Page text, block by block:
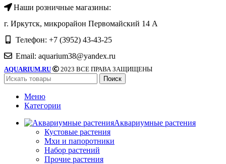
Наши розничные магазины:
г. Иркутск, микрорайон Первомайский 14 А
Телефон: +7 (3952) 43-43-25
Email: aquarium38@yandex.ru
AQUARIUM.RU
2023 ВСЕ ПРАВА ЗАЩИЩЕНЫ
Поиск
Меню
Категории
Аквариумные растения
Кустовые растения
Мхи и папоротники
Набор растений
Прочие растения